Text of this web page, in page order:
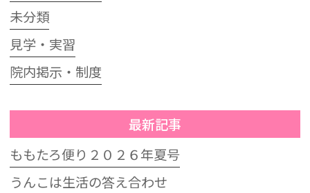
未分類
見学・実習
院内掲示・制度
最新記事
ももたろ便り２０２６年夏号
うんこは生活の答え合わせ